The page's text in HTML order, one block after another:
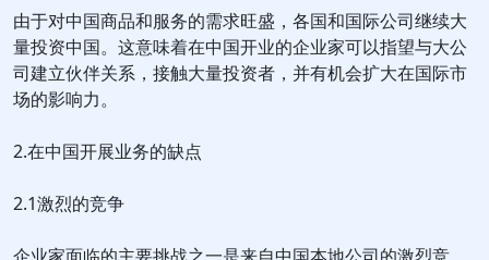
由于对中国商品和服务的需求旺盛，各国和国际公司继续大
量投资中国。这意味着在中国开业的企业家可以指望与大公
司建立伙伴关系，接触大量投资者，并有机会扩大在国际市
场的影响力。
2.在中国开展业务的缺点
2.1激烈的竞争